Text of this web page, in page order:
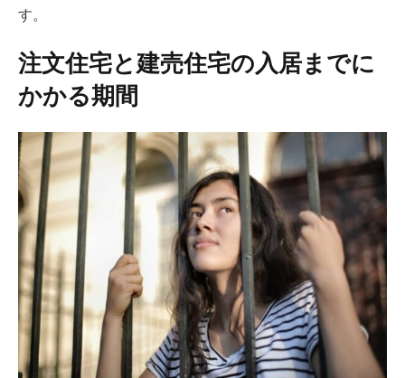
す。
注文住宅と建売住宅の入居までに
かかる期間